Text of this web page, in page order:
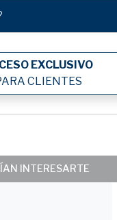
EXCLUSIVO
CLIENTES
INTERESARTE